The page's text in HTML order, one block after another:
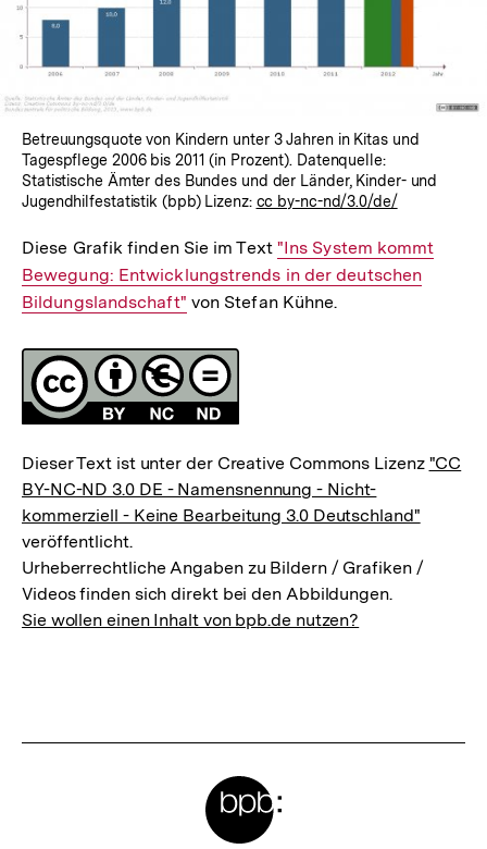
Betreuungsquote von Kindern unter 3 Jahren in Kitas und
Tagespflege 2006 bis 2011 (in Prozent). Datenquelle:
Statistische Ämter des Bundes und der Länder, Kinder- und
Jugendhilfestatistik (bpb) Lizenz: cc by-nc-nd/3.0/de/
Diese Grafik finden Sie im Text Interner
Link:
"Ins System kommt
Bewegung: Entwicklungstrends in der deutschen
Bildungslandschaft" von Stefan Kühne.
Fussnoten
Lizenz
Dieser Text ist unter der Creative Commons Lizenz "CC
BY-NC-ND 3.0 DE - Namensnennung - Nicht-
kommerziell - Keine Bearbeitung 3.0 Deutschland"
veröffentlicht.
Urheberrechtliche Angaben zu Bildern / Grafiken /
Videos finden sich direkt bei den Abbildungen.
Sie wollen einen Inhalt von bpb.de nutzen?